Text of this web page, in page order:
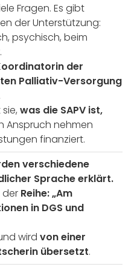
Fragen. Es gibt
der Unterstützung:
psychisch, beim
der
Palliativ-Versorgung
was die SAPV ist,
Anspruch nehmen
finanziert.
verschiedene
Sprache erklärt.
der Reihe: „Am
in DGS und
wird von einer
übersetzt.